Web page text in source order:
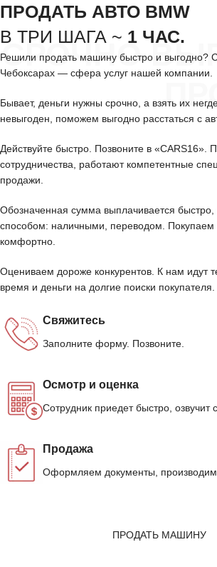
СРОЧНО
ПРОДАТЬ АВТО BMW
В ТРИ ШАГА ~ 1 ЧАС.
Решили продать машину быстро и выгодно?
Чебоксарах — сфера услуг нашей компании.
Бывает, деньги нужны срочно, а взять их
невыгоден, поможем выгодно расстаться с
Действуйте быстро. Позвоните в «CARS16».
сотрудничества, работают компетентные
продажи.
Обозначенная сумма выплачивается
способом: наличными, переводом. Покупаем
комфортно.
Оцениваем дороже конкурентов. К нам идут
время и деньги на долгие поиски покупателя.
Свяжитесь
Заполните форму. Позвоните.
Осмотр и оценка
Сотрудник приедет быстро, озвучит
Продажа
Оформляем документы, производим
ПРОДАТЬ МАШИНУ